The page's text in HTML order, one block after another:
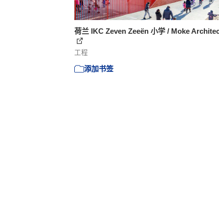
荷兰 IKC Zeven Zeeën 小学 / Moke
工程
添加书签